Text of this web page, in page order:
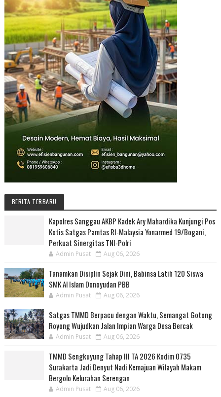
BERITA TERBARU
Kapolres Sanggau AKBP Kadek Ary Mahardika Kunjungi Pos
Kotis Satgas Pamtas RI-Malaysia Yonarmed 19/Bogani,
Perkuat Sinergitas TNI-Polri
Admin Pusat Aug 06, 2026
Tanamkan Disiplin Sejak Dini, Babinsa Latih 120 Siswa
SMK Al Islam Donoyudan PBB
Admin Pusat Aug 06, 2026
Satgas TMMD Berpacu dengan Waktu, Semangat Gotong
Royong Wujudkan Jalan Impian Warga Desa Bercak
Admin Pusat Aug 06, 2026
TMMD Sengkuyung Tahap III TA 2026 Kodim 0735
Surakarta Jadi Denyut Nadi Kemajuan Wilayah Makam
Bergolo Kelurahan Serengan
Admin Pusat Aug 06, 2026